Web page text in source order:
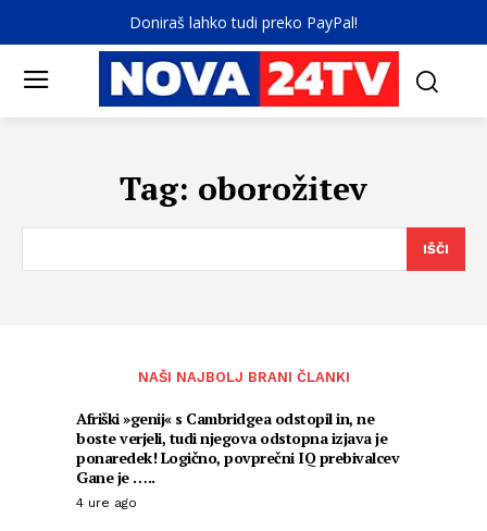
Doniraš lahko tudi preko PayPal!
Tag: oborožitev
IŠČI
NAŠI NAJBOLJ BRANI ČLANKI
Afriški »genij« s Cambridgea odstopil in, ne
boste verjeli, tudi njegova odstopna izjava je
ponaredek! Logično, povprečni IQ prebivalcev
Gane je …..
4 ure ago